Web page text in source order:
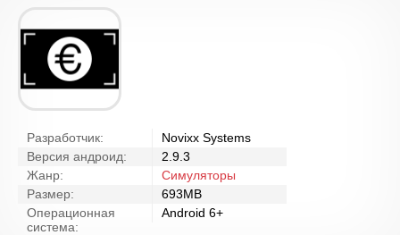
Разработчик:
Novixx Systems
Версия андроид:
2.9.3
Жанр:
Симуляторы
Размер:
693MB
Операционная
система:
Android 6+